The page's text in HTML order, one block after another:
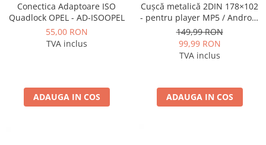
Conectica Adaptoare ISO
Quadlock OPEL - AD-ISOOPEL
55,00 RON
TVA inclus
ADAUGA IN COS
Cușcă metalică 2DIN 178×102
- pentru player MP5 / Android
universal
149,99 RON
99,99 RON
TVA inclus
ADAUGA IN COS